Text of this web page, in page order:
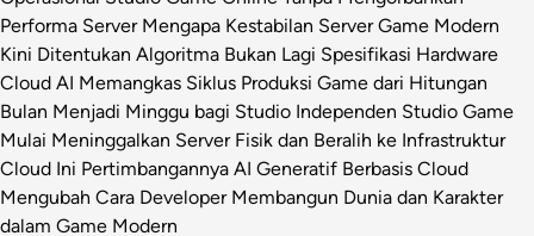
Performa Server Mengapa Kestabilan Server Game Modern
Kini Ditentukan Algoritma Bukan Lagi Spesifikasi Hardware
Cloud AI Memangkas Siklus Produksi Game dari Hitungan
Bulan Menjadi Minggu bagi Studio Independen Studio Game
Mulai Meninggalkan Server Fisik dan Beralih ke Infrastruktur
Cloud Ini Pertimbangannya AI Generatif Berbasis Cloud
Mengubah Cara Developer Membangun Dunia dan Karakter
dalam Game Modern